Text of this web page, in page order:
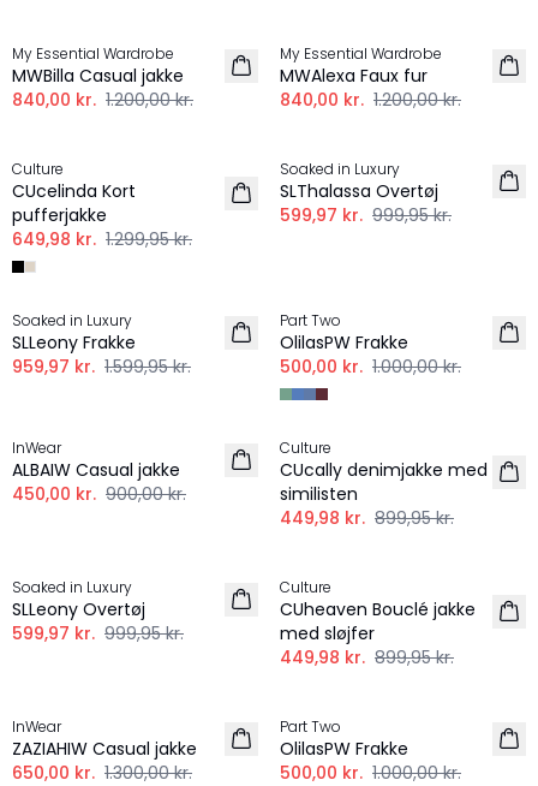
My Essential Wardrobe
MWBilla Casual jakke
840,00 kr. 1.200,00 kr.
My Essential Wardrobe
MWAlexa Faux fur
840,00 kr. 1.200,00 kr.
Culture
CUcelinda Kort
pufferjakke
649,98 kr. 1.299,95 kr.
Soaked in Luxury
SLThalassa Overtøj
599,97 kr. 999,95 kr.
-40%
Soaked in Luxury
SLLeony Frakke
959,97 kr. 1.599,95 kr.
Part Two
OlilasPW Frakke
500,00 kr. 1.000,00 kr.
InWear
ALBAIW Casual jakke
450,00 kr. 900,00 kr.
-50%
Culture
CUcally denimjakke med
similisten
449,98 kr. 899,95 kr.
Soaked in Luxury
SLLeony Overtøj
599,97 kr. 999,95 kr.
Culture
CUheaven Bouclé jakke
med sløjfer
449,98 kr. 899,95 kr.
InWear
ZAZIAHIW Casual jakke
650,00 kr. 1.300,00 kr.
Part Two
OlilasPW Frakke
500,00 kr. 1.000,00 kr.